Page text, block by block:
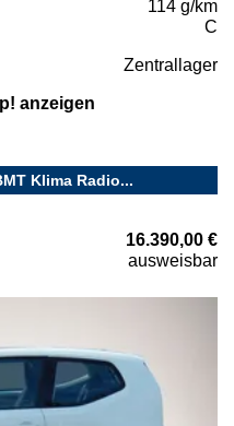
114 g/km
C
Zentrallager
anzeigen
Klima Radio...
16.390,00 €
ausweisbar